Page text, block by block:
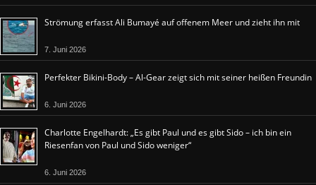
Strömung erfasst Ali Bumayé auf offenem Meer und zieht ihn mit
7. Juni 2026
Perfekter Bikini-Body – Al-Gear zeigt sich mit seiner heißen Freundin
6. Juni 2026
Charlotte Engelhardt: „Es gibt Paul und es gibt Sido – ich bin ein
Riesenfan von Paul und Sido weniger“
6. Juni 2026